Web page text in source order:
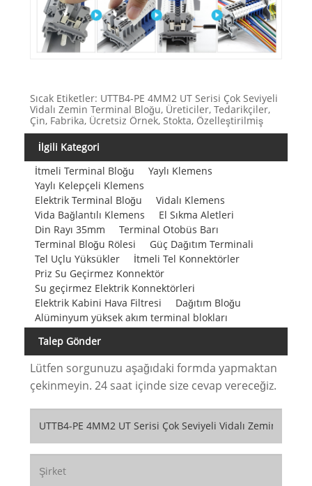
Sıcak Etiketler: UTTB4-PE 4MM2 UT Serisi Çok Seviyeli
Vidalı Zemin Terminal Bloğu, Üreticiler, Tedarikçiler,
Çin, Fabrika, Ücretsiz Örnek, Stokta, Özelleştirilmiş
İlgili Kategori
İtmeli Terminal Bloğu
Yaylı Klemens
Yaylı Kelepçeli Klemens
Elektrik Terminal Bloğu
Vidalı Klemens
Vida Bağlantılı Klemens
El Sıkma Aletleri
Din Rayı 35mm
Terminal Otobüs Barı
Terminal Bloğu Rölesi
Güç Dağıtım Terminali
Tel Uçlu Yüksükler
İtmeli Tel Konnektörler
Priz Su Geçirmez Konnektör
Su geçirmez Elektrik Konnektörleri
Elektrik Kabini Hava Filtresi
Dağıtım Bloğu
Alüminyum yüksek akım terminal blokları
Talep Gönder
Lütfen sorgunuzu aşağıdaki formda yapmaktan
çekinmeyin. 24 saat içinde size cevap vereceğiz.